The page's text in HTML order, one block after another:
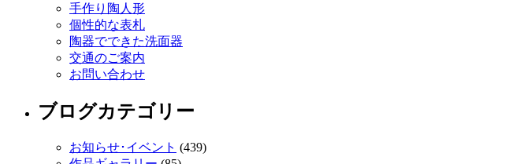
手作り陶人形
個性的な表札
陶器でできた洗面器
交通のご案内
お問い合わせ
ブログカテゴリー
お知らせ･イベント (439)